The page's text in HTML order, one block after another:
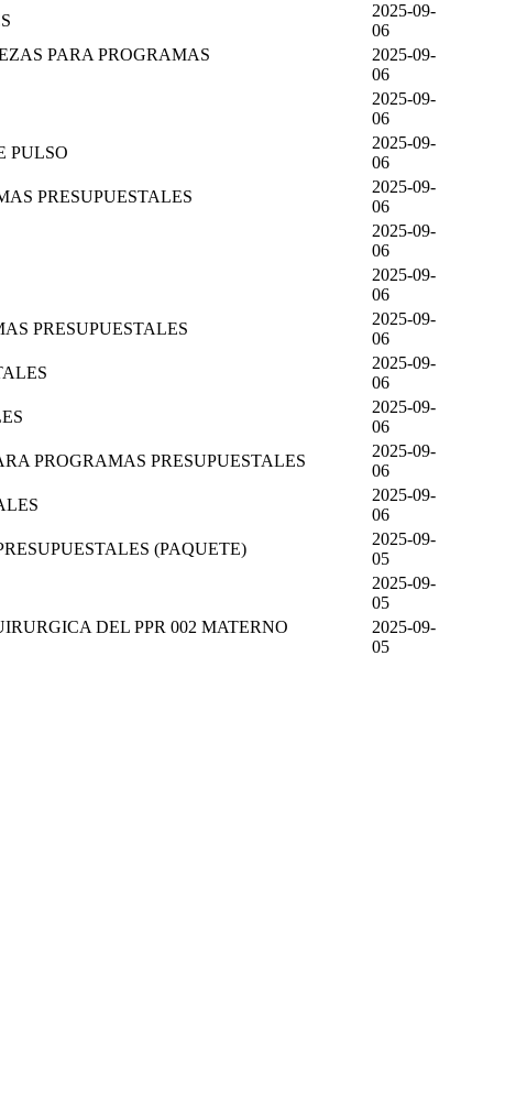
2025-09-
06
PARA PROGRAMAS
2025-09-
06
2025-09-
06
PULSO
2025-09-
06
PRESUPUESTALES
2025-09-
06
2025-09-
06
2025-09-
06
PRESUPUESTALES
2025-09-
06
2025-09-
06
2025-09-
06
PROGRAMAS PRESUPUESTALES
2025-09-
06
2025-09-
06
(PAQUETE)
2025-09-
05
2025-09-
05
DEL PPR 002 MATERNO
2025-09-
05